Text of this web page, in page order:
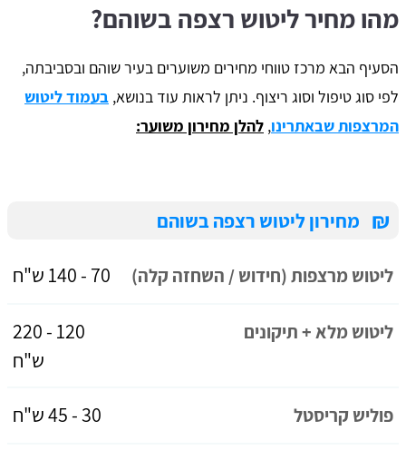
מהו מחיר ליטוש רצפה בשוהם?
הסעיף הבא מרכז טווחי מחירים משוערים בעיר שוהם ובסביבתה,
לפי סוג טיפול וסוג ריצוף. ניתן לראות עוד בנושא, בעמוד ליטוש
המרצפות שבאתרינו, להלן מחירון משוער:
₪ מחירון ליטוש רצפה בשוהם
ליטוש מרצפות (חידוש / השחזה קלה) 70 - 140 ש"ח
ליטוש מלא + תיקונים
120 - 220
ש"ח
פוליש קריסטל 30 - 45 ש"ח